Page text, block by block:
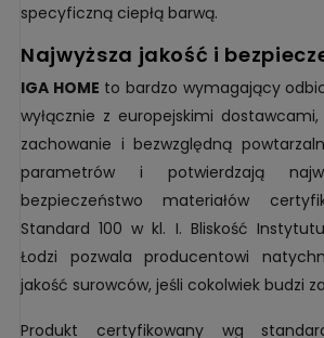
specyficzną ciepłą barwą.
najwyższa jakość i
IGA HOME to bardzo wymagający
wyłącznie z europejskimi
zachowanie i bezwzględną
parametrów i potwierdzają
bezpieczeństwo materiałów
Standard 100 w kl. I. Bliskość
Łodzi pozwala producentowi
jakość surowców, jeśli cokolwiek budzi
Produkt certyfikowany wg